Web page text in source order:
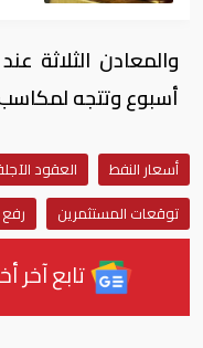
والمعادن الثلاثة
أسبوع وتتجه
أسعار النفط العقود
توقعات المستثمرين
رفع
تابع آخر